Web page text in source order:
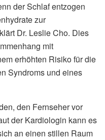
der Schlaf entzogen
zur
Dr. Leslie Cho. Dies
mit
erhöhten Risiko für die
Syndroms und eines
den Fernseher vor
der Kardiologin kann es
an einen stillen Raum